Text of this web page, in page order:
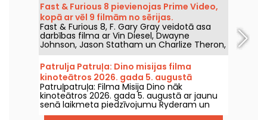
Fast & Furious 8 pievienojas Prime Video,
kopā ar vēl 9 filmām no sērijas.
Fast & Furious 8, F. Gary Gray veidotā asa
darbības filma ar Vin Diesel, Dwayne
Johnson, Jason Statham un Charlize Theron,
nonāks Prime Video 2026. gada 1. augustā.
Patrulja Patruļa: Dino misijas filma
kinoteātros 2026. gada 5. augustā
Patruļpatruļa: Filma Misija Dino nāk
kinoteātros 2026. gada 5. augustā ar jaunu
senā laikmeta piedzīvojumu Ryderam un
viņa komandai.